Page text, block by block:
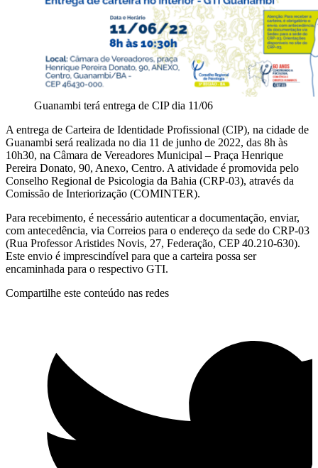
Guanambi terá entrega de CIP dia 11/06
A entrega de Carteira de Identidade Profissional (CIP), na cidade de
Guanambi será realizada no dia 11 de junho de 2022, das 8h às
10h30, na Câmara de Vereadores Municipal – Praça Henrique
Pereira Donato, 90, Anexo, Centro. A atividade é promovida pelo
Conselho Regional de Psicologia da Bahia (CRP-03), através da
Comissão de Interiorização (COMINTER).
Para recebimento, é necessário autenticar a documentação, enviar,
com antecedência, via Correios para o endereço da sede do CRP-03
(Rua Professor Aristides Novis, 27, Federação, CEP 40.210-630).
Este envio é imprescindível para que a carteira possa ser
encaminhada para o respectivo GTI.
Compartilhe este conteúdo nas redes